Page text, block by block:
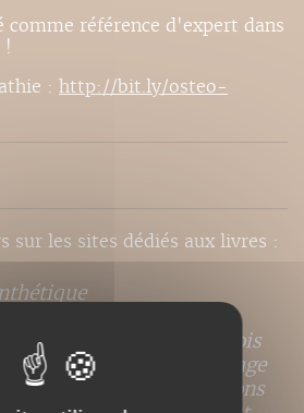
référence d'expert dans
!
: http://bit.ly/osteo-
sur les sites dédiés aux livres :
code et les vidéos
belle innovation et parfois
la description. Cet ouvrage
les anciennes publications